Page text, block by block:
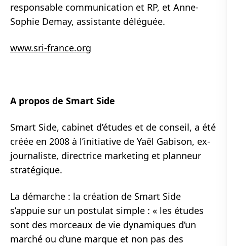
responsable communication et RP, et Anne-
Sophie Demay, assistante déléguée.
www.sri-france.org
A propos de Smart Side
Smart Side, cabinet d’études et de conseil, a été
créée en 2008 à l’initiative de Yaël Gabison, ex-
journaliste, directrice marketing et planneur
stratégique.
La démarche : la création de Smart Side
s’appuie sur un postulat simple : « les études
sont des morceaux de vie dynamiques d’un
marché ou d’une marque et non pas des